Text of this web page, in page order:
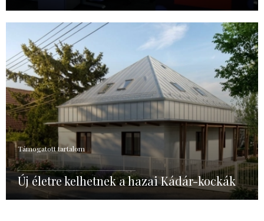
Támogatott tartalom
Új életre kelhetnek a hazai Kádár-kockák